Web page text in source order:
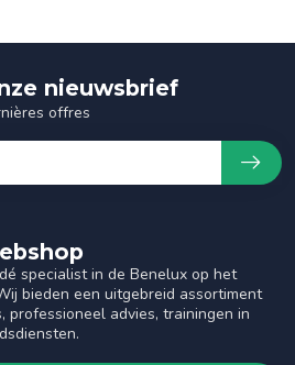
specialist in de Benelux op het
bieden een uitgebreid assortiment
professioneel advies, trainingen in
nieuwsbrief
offres